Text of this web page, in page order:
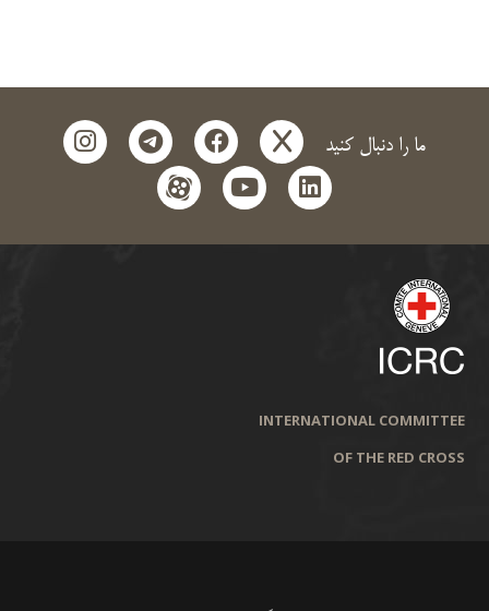
ما را دنبال کنید x
facebook
telegram
instagram
linkedin
youtube
aparat
INTERNATIONAL COMMITTEE
OF THE RED CROSS